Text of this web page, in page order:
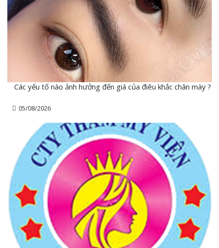
Các yếu tố nào ảnh hưởng đến giá của điêu khắc chân mày ?
05/08/2026